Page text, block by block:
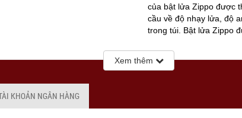
của bật lửa Zippo được
cầu về độ nhạy lửa, độ
trong túi. Bật lửa Zippo
trường có gió thổi
không tắt lửa.
Xem thêm
KHOẢN NGÂN HÀNG